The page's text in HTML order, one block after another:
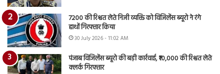
7200 की रिश्वत लेते निजी व्यक्ति को विजिलेंस ब्यूरो ने रंगे
हाथों गिरफ्तार किया
30 July 2026 - 11:02 AM
पंजाब विजिलेंस ब्यूरो की बड़ी कार्रवाई, ₹10,000 की रिश्वत लेते
क्लर्क गिरफ्तार